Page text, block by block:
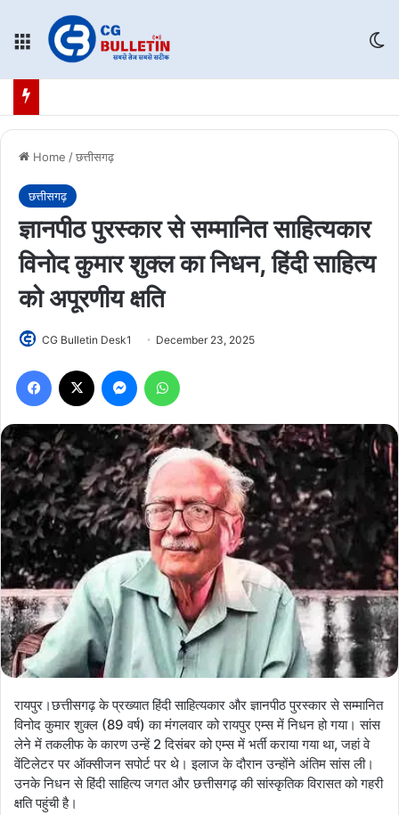
Menu
Home /छत्तीसगढ़
छत्तीसगढ़
ज्ञानपीठ पुरस्कार से सम्मानित साहित्यकार
विनोद कुमार शुक्ल का निधन, हिंदी साहित्य
को अपूरणीय क्षति
CG Bulletin Desk1 December 23, 2025
Facebook Messenger
रायपुर।छत्तीसगढ़ के प्रख्यात हिंदी साहित्यकार और ज्ञानपीठ पुरस्कार से सम्मानित
विनोद कुमार शुक्ल (89 वर्ष) का मंगलवार को रायपुर एम्स में निधन हो गया। सांस
लेने में तकलीफ के कारण उन्हें 2 दिसंबर को एम्स में भर्ती कराया गया था, जहां वे
वेंटिलेटर पर ऑक्सीजन सपोर्ट पर थे। इलाज के दौरान उन्होंने अंतिम सांस ली।
उनके निधन से हिंदी साहित्य जगत और छत्तीसगढ़ की सांस्कृतिक विरासत को गहरी
क्षति पहुंची है।